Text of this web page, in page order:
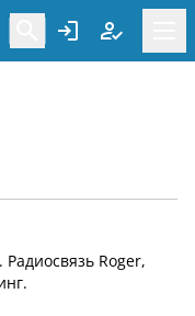
Roger,